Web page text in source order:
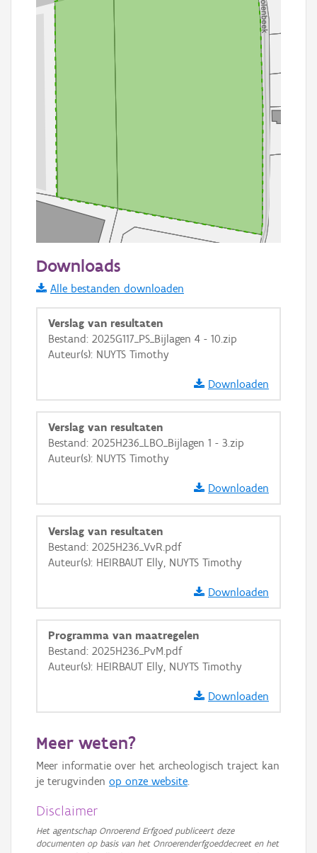
Informatie Vlaanderen
i
+ −
Basis Lagen
Ortho
GRB-Basiskaart
GRB-Basiskaart in grijswaarden
Downloads
Alle bestanden downloaden
Verslag van resultaten
Bestand: 2025G117_PS_Bijlagen 4 - 10.zip
Auteur(s): NUYTS Timothy
Downloaden
Verslag van resultaten
Bestand: 2025H236_LBO_Bijlagen 1 - 3.zip
Auteur(s): NUYTS Timothy
Downloaden
Verslag van resultaten
Bestand: 2025H236_VvR.pdf
Auteur(s): HEIRBAUT Elly, NUYTS Timothy
Downloaden
Programma van maatregelen
Bestand: 2025H236_PvM.pdf
Auteur(s): HEIRBAUT Elly, NUYTS Timothy
Downloaden
Meer weten?
Meer informatie over het archeologisch traject kan
je terugvinden op onze website.
Disclaimer
Het agentschap Onroerend Erfgoed publiceert deze
documenten op basis van het Onroerenderfgoeddecreet en het